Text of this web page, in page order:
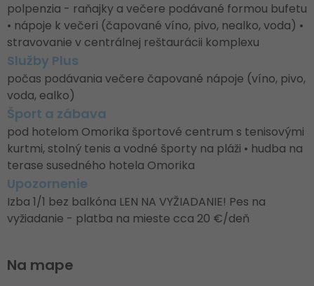
polpenzia - raňajky a večere podávané formou bufetu
• nápoje k večeri (čapované víno, pivo, nealko, voda) •
stravovanie v centrálnej reštaurácii komplexu
Služby Plus
počas podávania večere čapované nápoje (víno, pivo,
voda, ealko)
Šport a zábava
pod hotelom Omorika športové centrum s tenisovými
kurtmi, stolný tenis a vodné športy na pláži • hudba na
terase susedného hotela Omorika
Upozornenie
Izba 1/1 bez balkóna LEN NA VYŽIADANIE! Pes na
vyžiadanie - platba na mieste cca 20 €/deň
Na mape